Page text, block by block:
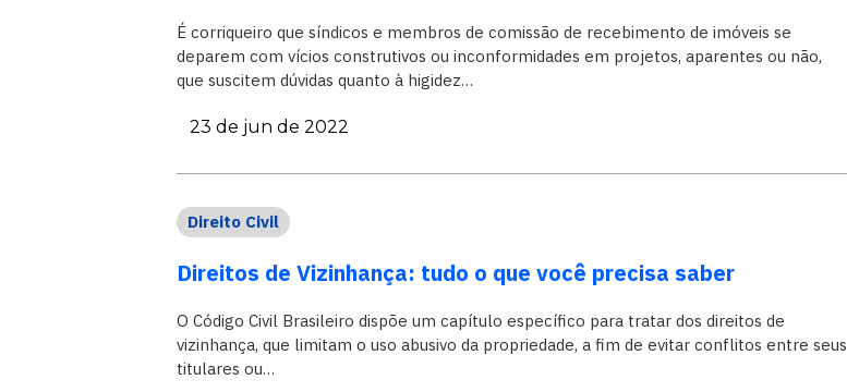
É corriqueiro que síndicos e membros de comissão de recebimento de imóveis se
deparem com vícios construtivos ou inconformidades em projetos, aparentes ou não,
que suscitem dúvidas quanto à higidez…
23 de jun de 2022
Direito Civil
Direitos de Vizinhança: tudo o que você precisa saber
O Código Civil Brasileiro dispõe um capítulo específico para tratar dos direitos de
vizinhança, que limitam o uso abusivo da propriedade, a fim de evitar conflitos entre seus
titulares ou…